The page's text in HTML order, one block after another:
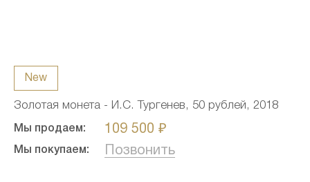
New
Золотая монета - И.С. Тургенев, 50 рублей, 2018
Мы продаем: 109 500 ₽
Мы покупаем: Позвонить